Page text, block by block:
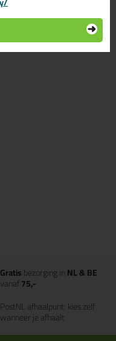
Gratisbezorging inNL & BE
vanaf75,-
PostNL afhaalpunt: kies zelf
wanneer je afhaalt